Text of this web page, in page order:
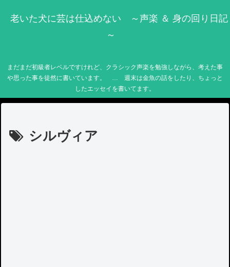
老いた犬に芸は仕込めない ～声楽 ＆ 身の回り日記
～
まだまだ初級者レベルですけれど、クラシック声楽を勉強しながら、考えた事
や思った事を徒然に書いています。 … 週末は金魚の話をしたり、ちょっと
したエッセイを書いてます。
シルヴィア